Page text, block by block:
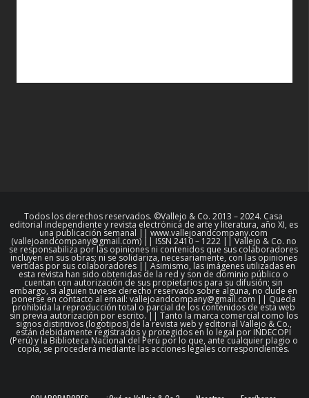
Todos los derechos reservados. ©Vallejo & Co. 2013 – 2024. Casa
editorial independiente y revista electrónica de arte y literatura, año XI, es
una publicación semanal || www.vallejoandcompany.com
(vallejoandcompany@gmail.com) || ISSN 2410 – 1222 || Vallejo & Co. no
se responsabiliza por las opiniones ni contenidos que sus colaboradores
incluyen en sus obras; ni se solidariza, necesariamente, con las opiniones
vertidas por sus colaboradores || Asimismo, las imágenes utilizadas en
esta revista han sido obtenidas de la red y son de dominio público o
cuentan con autorización de sus propietarios para su difusión; sin
embargo, si alguien tuviese derecho reservado sobre alguna, no dude en
ponerse en contacto al email: vallejoandcompany@gmail.com || Queda
prohibida la reproducción total o parcial de los contenidos de esta web
sin previa autorización por escrito. || Tanto la marca comercial como los
signos distintivos (logotipos) de la revista web y editorial Vallejo & Co.,
están debidamente registrados y protegidos en lo legal por INDECOPI
(Perú) y la Biblioteca Nacional del Perú por lo que, ante cualquier plagio o
copia, se procederá mediante las acciones legales correspondientes.